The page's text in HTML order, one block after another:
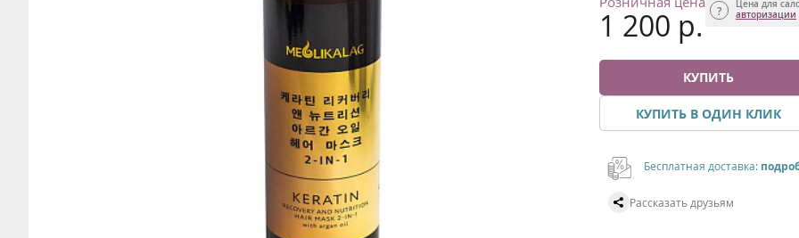
1 200 р.
Цена для
авторизации
КУПИТЬ
КУПИТЬ В ОДИН КЛИК
Бесплатная доставка:
Рассказать друзьям